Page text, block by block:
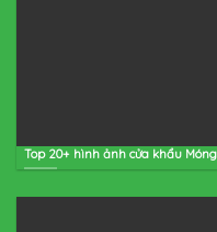
Top 20+ hình ảnh cửa khẩu